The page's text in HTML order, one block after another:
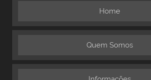
Home
Quem Somos